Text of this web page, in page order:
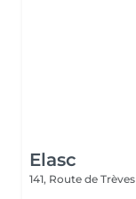
Elasc
141, Route de Trèves